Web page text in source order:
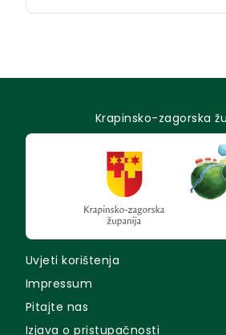
Krapinsko-zagorska
Uvjeti korištenja
Impressum
Pitajte nas
Izjava o pristupačnosti